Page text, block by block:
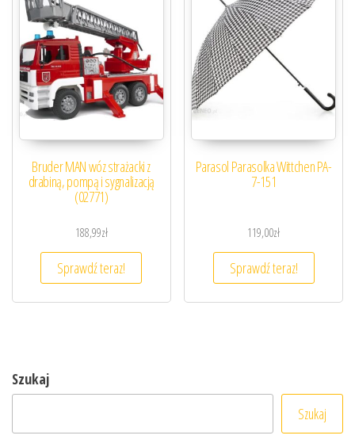
Bruder MAN wóz strażacki z
drabiną, pompą i sygnalizacją
(02771)
188,99zł
Sprawdź teraz!
Parasol Parasolka Wittchen PA-
7-151
119,00zł
Sprawdź teraz!
Szukaj
Szukaj